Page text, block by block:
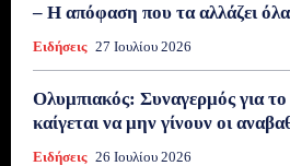
– Η απόφαση που τα αλλάζει όλα
Ειδήσεις 27 Ιουλίου 2026
Ολυμπιακός: Συναγερμός για
καίγεται να μην γίνουν οι
Ειδήσεις 26 Ιουλίου 2026